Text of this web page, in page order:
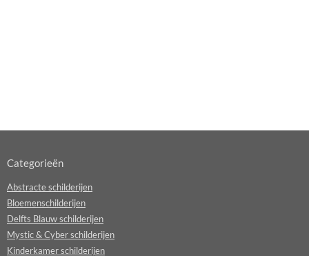
Categorieën
Abstracte schilderijen
Bloemenschilderijen
Delfts Blauw schilderijen
Mystic & Cyber schilderijen
Kinderkamer schilderijen